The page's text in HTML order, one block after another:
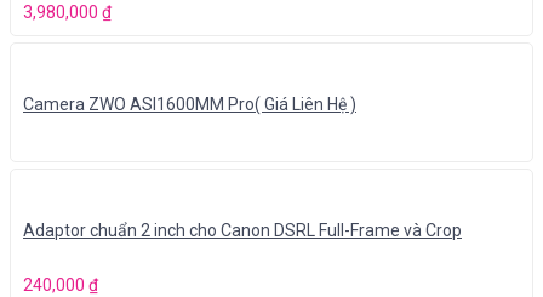
3,980,000 ₫
Camera ZWO ASI1600MM Pro( Giá Liên Hệ )
Adaptor chuẩn 2 inch cho Canon DSRL Full-Frame và Crop
240,000 ₫